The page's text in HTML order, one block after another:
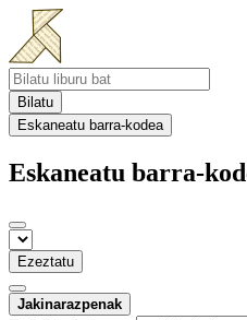
Bilatu
Eskaneatu barra-kodea
Eskaneatu barra-
Ezeztatu
Jakinarazpenak